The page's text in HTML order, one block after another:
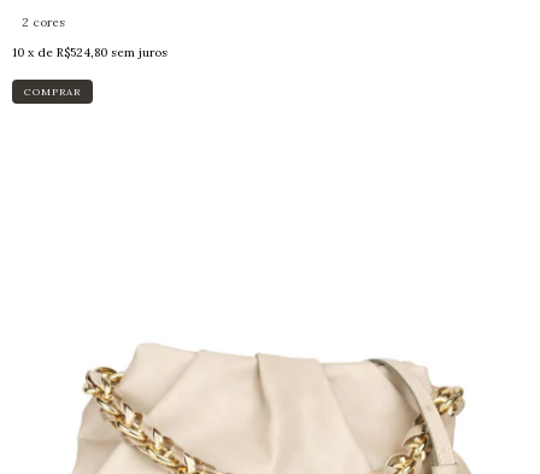
2 cores
10 x de R$524,80 sem juros
COMPRAR